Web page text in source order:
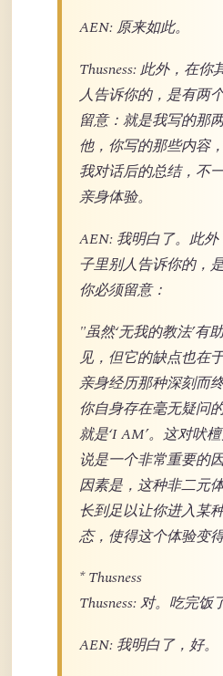
AEN: 原来如此。
Thusness: 此外，在
人告诉你的，是有两
留意：就是我写的那
他，你写的那些内容
我对话后的总结，不
亲身体验。
AEN: 我明白了。此
子里别人告诉你的，
你必须留意：
"虽然‘无我的教法’有
见，但它的缺点也在
亲身经历那种深刻
你自身存在毫无疑问
就是‘I AM’。这对吠
说是一个非常重要的
因素是，这种非二元
长到足以让你进入某
态，使得这个体验变
* Thusness
Thusness: 对。吃完饭
AEN: 我明白了，好。